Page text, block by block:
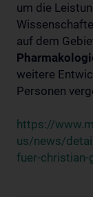
um die
auf dem
weitere
Personen
https://
us/news/
fuer-christian-